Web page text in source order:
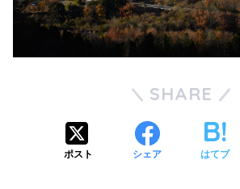
SHARE
ポスト シェア はてブ